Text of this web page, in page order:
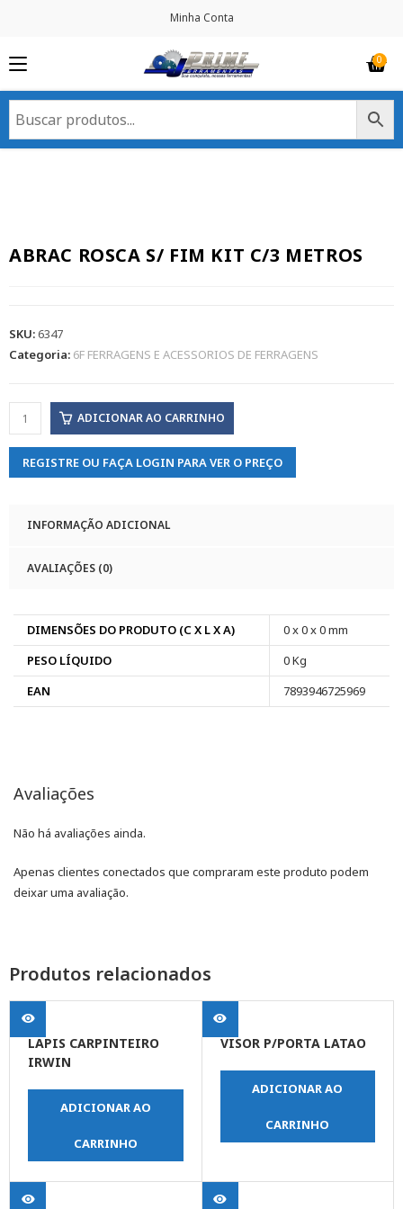
Minha Conta
ABRAC ROSCA S/ FIM KIT C/3 METROS
SKU:6347
Categoria: 6F FERRAGENS E ACESSORIOS DE FERRAGENS
ADICIONAR AO CARRINHO
REGISTRE OU FAÇA LOGIN PARA VER O PREÇO
INFORMAÇÃO ADICIONAL
AVALIAÇÕES (0)
DIMENSÕES DO PRODUTO (C X L X A)
0 x 0 x 0 mm
PESO LÍQUIDO
0 Kg
EAN
7893946725969
Avaliações
Não há avaliações ainda.
Apenas clientes conectados que compraram este produto podem
deixar uma avaliação.
Produtos relacionados
LAPIS CARPINTEIRO
IRWIN
ADICIONAR AO
CARRINHO
VISOR P/PORTA LATAO
ADICIONAR AO
CARRINHO